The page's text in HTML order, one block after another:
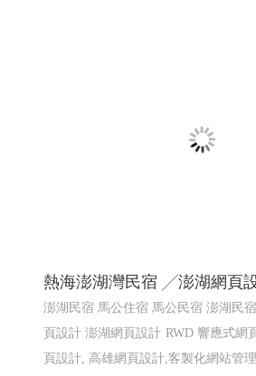
熱海澎湖灣民宿 ╱澎湖網頁
澎湖民宿 馬公住宿 馬公民宿 澎湖民
頁設計 澎湖網頁設計 RWD 響應式網
頁設計, 高雄網頁設計,客製化網站管